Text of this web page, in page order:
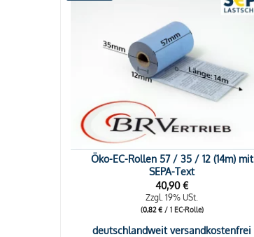
Öko-EC-Rollen 57 / 35 / 12 (14m) mit
SEPA-Text
40,90€
Zzgl. 19% USt.
(0,82€/ 1 EC-Rolle)
deutschlandweit versandkostenfrei